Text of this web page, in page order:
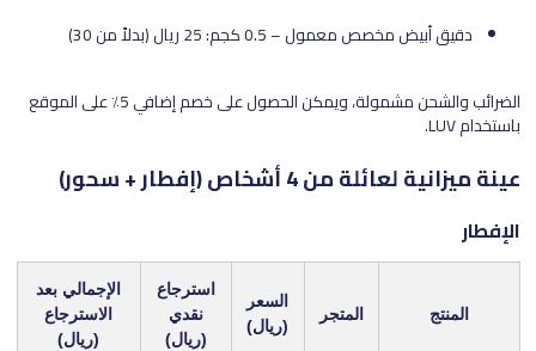
دقيق أبيض مخصص معمول – 0.5 كجم: 25 ريال (بدلاً من 30)
الضرائب والشحن مشمولة، ويمكن الحصول على خصم إضافي 5٪ على الموقع
باستخدام LUV.
عينة ميزانية لعائلة من 4 أشخاص (إفطار + سحور)
الإفطار
المنتج المتجر
السعر
(ريال)
استرجاع
نقدي
(ريال)
الإجمالي بعد
الاسترجاع
(ريال)